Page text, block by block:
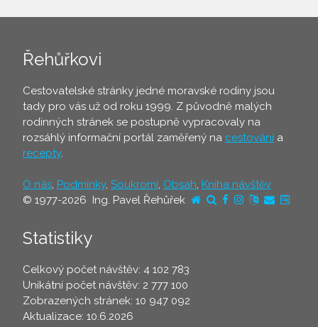
Řehůřkovi
Cestovatelské stránky jedné moravské rodiny jsou
tady pro vás už od roku 1999. Z původně malých
rodinných stránek se postupně vypracovaly na
rozsáhlý informační portál zaměřený na cestování a
recepty.
O nás, Podmínky, Soukromí, Obsah, Kniha návštěv
© 1977-2026 Ing. Pavel Řehůřek
Statistiky
Celkový počet návštěv: 4 102 783
Unikátní počet návštěv: 2 777 100
Zobrazených stránek: 10 947 092
Aktualizace: 10.6.2026